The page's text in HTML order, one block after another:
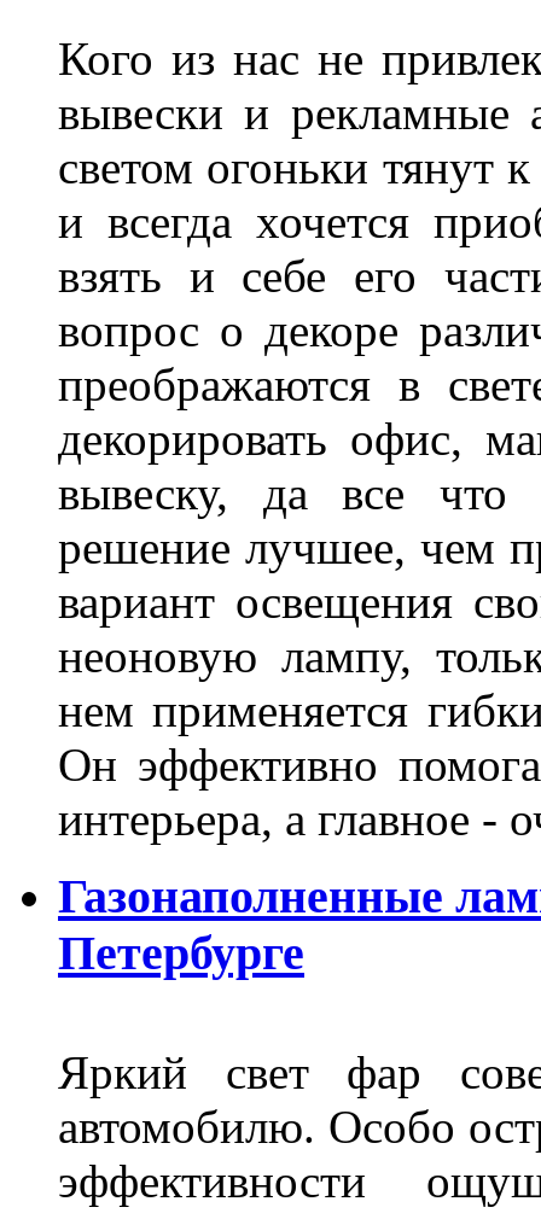
Кого из нас не
вывески и рекламные
светом огоньки тянут
и всегда хочется
взять и себе его
вопрос о декоре
преображаются в
декорировать офис,
вывеску, да все
решение лучшее, чем
вариант освещения
неоновую лампу,
нем применяется
Он эффективно
интерьера, а главное
Газонаполненные
Петербурге
Яркий свет фар
автомобилю. Особо
эффективности